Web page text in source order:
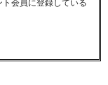
会員に登録している